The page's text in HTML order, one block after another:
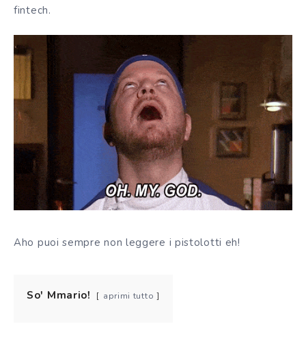
fintech.
Aho puoi sempre non leggere i pistolotti eh!
So' Mmario! aprimi tutto